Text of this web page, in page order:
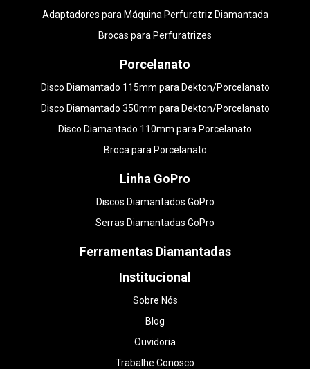
Adaptadores para Máquina Perfuratriz Diamantada
Brocas para Perfuratrizes
Porcelanato
Disco Diamantado 115mm para Dekton/Porcelanato
Disco Diamantado 350mm para Dekton/Porcelanato
Disco Diamantado 110mm para Porcelanato
Broca para Porcelanato
Linha GoPro
Discos Diamantados GoPro
Serras Diamantadas GoPro
Ferramentas Diamantadas
Institucional
Sobre Nós
Blog
Ouvidoria
Trabalhe Conosco